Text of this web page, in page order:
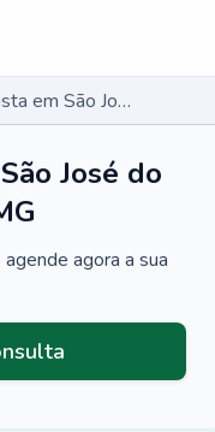
Dermatologista em São José do Goiabal - MG
José do
agora a sua